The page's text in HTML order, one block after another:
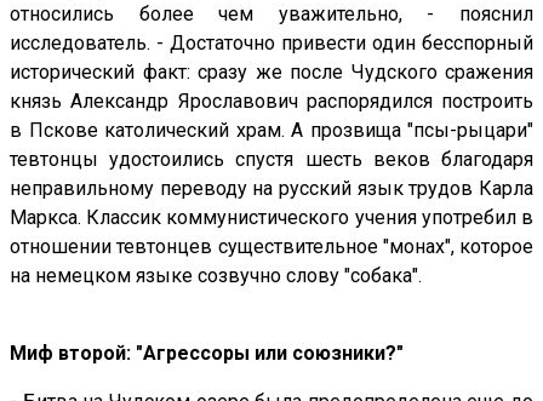
относились более чем уважительно, - пояснил
исследователь. - Достаточно привести один бесспорный
исторический факт: сразу же после Чудского сражения
князь Александр Ярославович распорядился построить
в Пскове католический храм. А прозвища "псы-рыцари"
тевтонцы удостоились спустя шесть веков благодаря
неправильному переводу на русский язык трудов Карла
Маркса. Классик коммунистического учения употребил в
отношении тевтонцев существительное "монах", которое
на немецком языке созвучно слову "собака".
Миф второй: "Агрессоры или союзники?"